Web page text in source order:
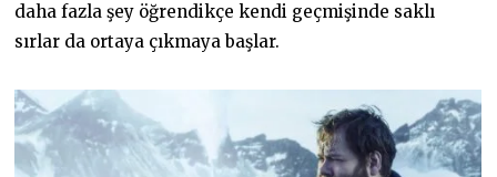
daha fazla şey öğrendikçe kendi geçmişinde saklı
sırlar da ortaya çıkmaya başlar.